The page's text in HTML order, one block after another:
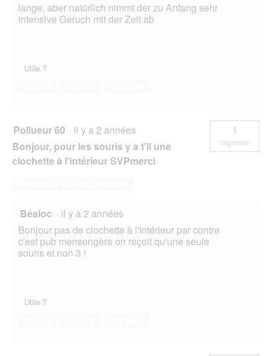
lange, aber natürlich nimmt der zu Anfang sehr
intensive Geruch mit der Zeit ab
Utile ?
Pollueur 60 · il y a 2 années
Bonjour, pour les souris y a t'il une
clochette à l'intérieur SVPmerci
1
réponse
Béaloc · il y a 2 années
Bonjour pas de clochette à l'intérieur par contre
c'est pub mensongère on reçoit qu'une seule
souris et non 3 !
Utile ?